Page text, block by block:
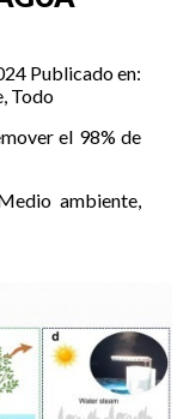
Publicado en:
, Todo
el 98% de
ambiente,